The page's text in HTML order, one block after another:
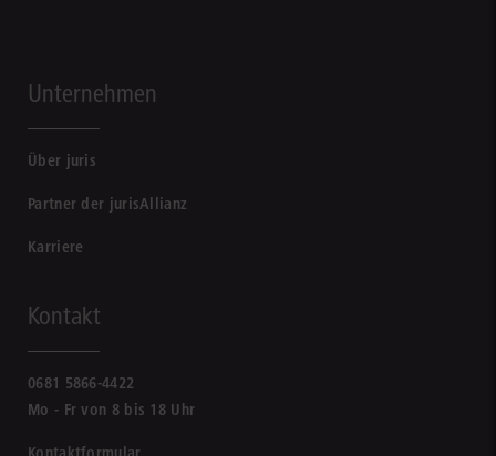
Unternehmen
Über juris
Partner der jurisAllianz
Karriere
Kontakt
0681 5866-4422
Mo - Fr von 8 bis 18 Uhr